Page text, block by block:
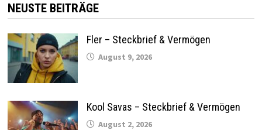
NEUSTE BEITRÄGE
Fler – Steckbrief & Vermögen
August 9, 2026
Kool Savas – Steckbrief & Vermögen
August 2, 2026